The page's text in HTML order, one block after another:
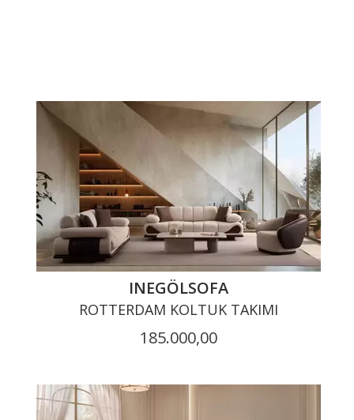
INEGÖLSOFA
ROTTERDAM KOLTUK TAKIMI
185.000,00